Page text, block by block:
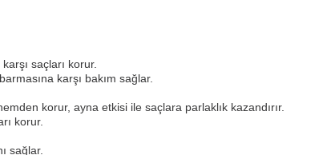
saçları korur.
karşı bakım sağlar.
korur, ayna etkisi ile saçlara parlaklık kazandırır.
korur.
sağlar.